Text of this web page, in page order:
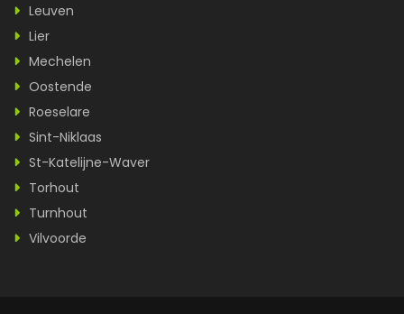
Leuven
Lier
Mechelen
Oostende
Roeselare
Sint-Niklaas
St-Katelijne-Waver
Torhout
Turnhout
Vilvoorde